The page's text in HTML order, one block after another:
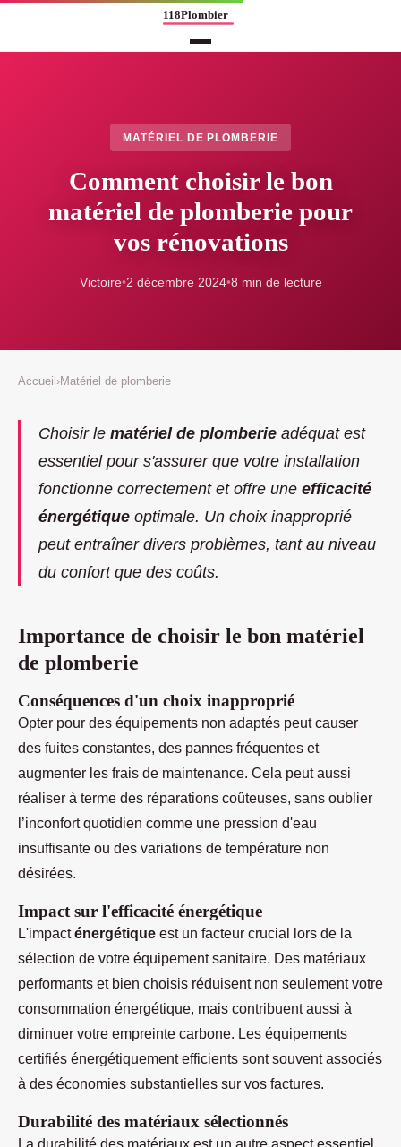
MATÉRIEL DE PLOMBERIE
Comment choisir le bon
matériel de plomberie pour
vos rénovations
Victoire•2 décembre 2024•8 min de lecture
Accueil ›Matériel de plomberie
Choisir le matériel de plomberie adéquat est
essentiel pour s'assurer que votre installation
fonctionne correctement et offre une efficacité
énergétique optimale. Un choix inapproprié
peut entraîner divers problèmes, tant au niveau
du confort que des coûts.
Importance de choisir le bon matériel
de plomberie
Conséquences d'un choix inapproprié
Opter pour des équipements non adaptés peut causer
des fuites constantes, des pannes fréquentes et
augmenter les frais de maintenance. Cela peut aussi
réaliser à terme des réparations coûteuses, sans oublier
l’inconfort quotidien comme une pression d'eau
insuffisante ou des variations de température non
désirées.
Impact sur l'efficacité énergétique
L'impacténergétique est un facteur crucial lors de la
sélection de votre équipement sanitaire. Des matériaux
performants et bien choisis réduisent non seulement votre
consommation énergétique, mais contribuent aussi à
diminuer votre empreinte carbone. Les équipements
certifiés énergétiquement efficients sont souvent associés
à des économies substantielles sur vos factures.
Durabilité des matériaux sélectionnés